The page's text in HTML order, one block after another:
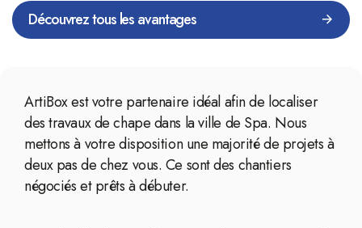
Découvrez tous les avantages
ArtiBox est votre partenaire idéal afin de localiser
des travaux de chape dans la ville de Spa. Nous
mettons à votre disposition une majorité de projets à
deux pas de chez vous. Ce sont des chantiers
négociés et prêts à débuter.